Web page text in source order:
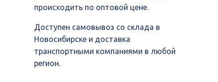
происходить по оптовой цене.
Доступен самовывоз со склада в
Новосибирске и доставка
транспортными компаниями в любой
регион.